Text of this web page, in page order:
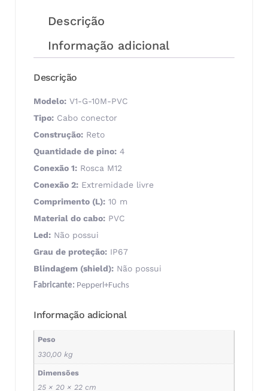
Descrição
Informação adicional
Descrição
Modelo: V1-G-10M-PVC
Tipo: Cabo conector
Construção: Reto
Quantidade de pino: 4
Conexão 1: Rosca M12
Conexão 2: Extremidade livre
Comprimento (L): 10 m
Material do cabo: PVC
Led: Não possui
Grau de proteção: IP67
Blindagem (shield): Não possui
Fabricante: Pepperl+Fuchs
Informação adicional
Peso
330,00 kg
Dimensões
25 × 20 × 22 cm